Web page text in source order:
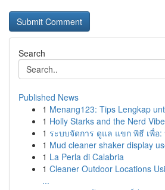
Search
Published News
1 Menang123: Tips Lengkap
1 Holly Starks and the Nerd
1 ระบบจัดการ ดูแล แขก พิธี เพื่อ:
1 Mud cleaner shaker display
1 La Perla di Calabria
1 Cleaner Outdoor Locations
...